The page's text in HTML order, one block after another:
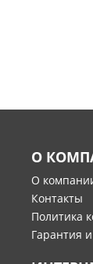
О
О
Контакты
Политика
Гарантия